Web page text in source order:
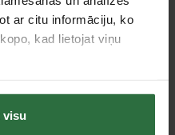
ar citu informāciju, ko
kad lietojat viņu
visu
150 mm
120 mm